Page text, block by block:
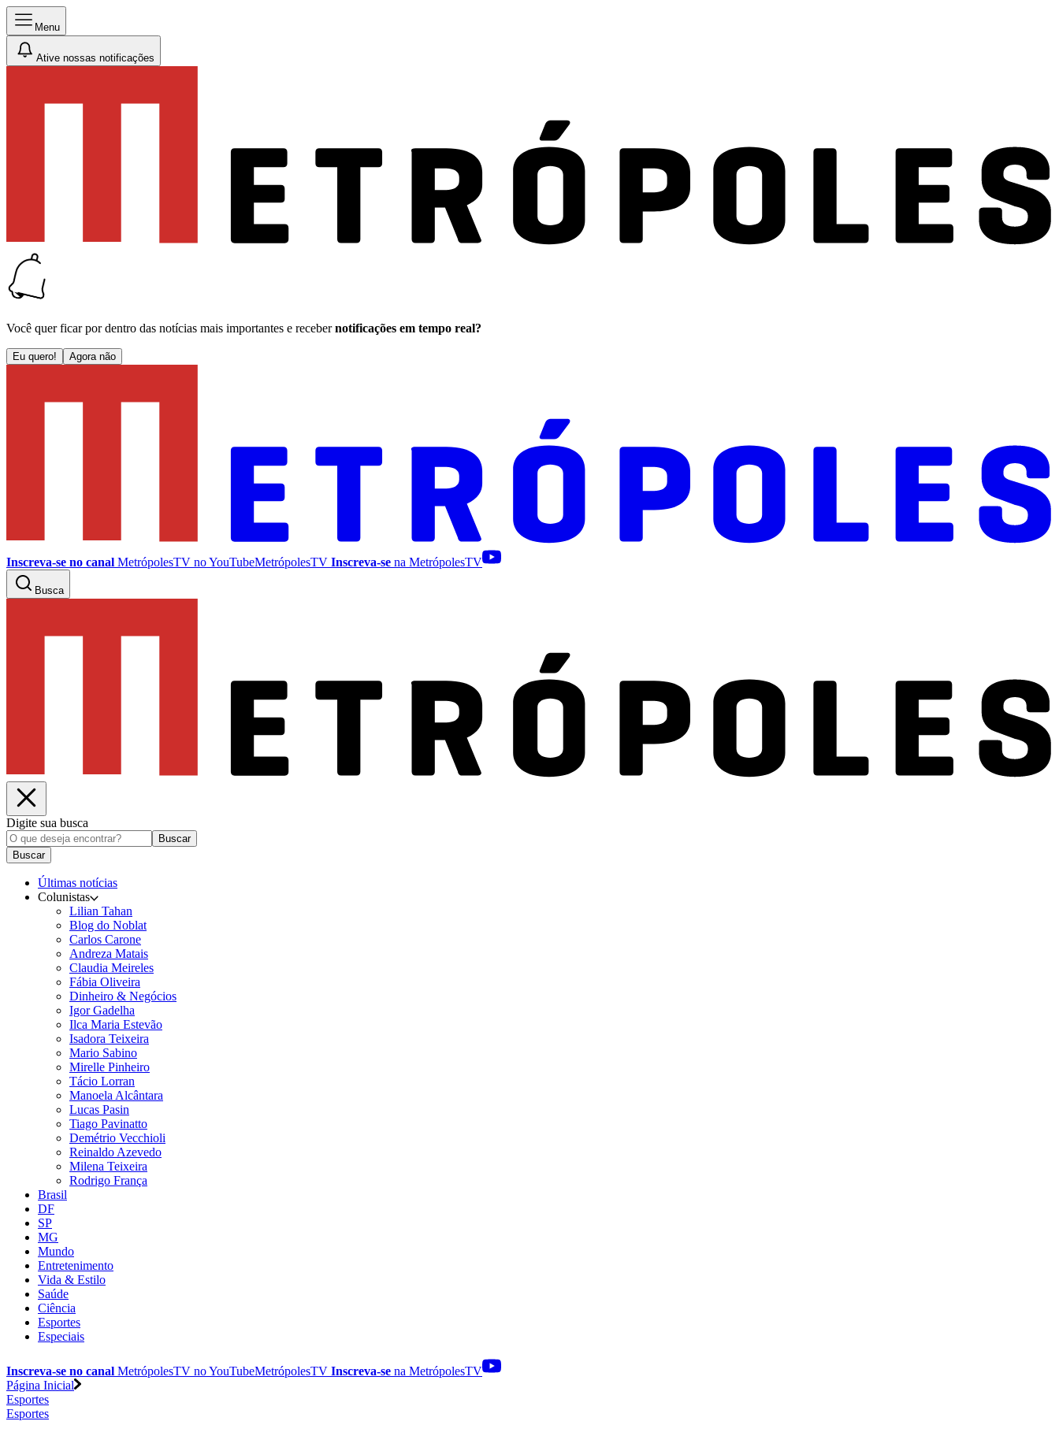
Menu
Ative nossas notificações
Você quer ficar por dentro das notícias mais importantes e receber notificações em tempo real?
Eu quero! Agora não
Inscreva-se no canal MetrópolesTV noYouTubeMetrópolesTV Inscreva-se na MetrópolesTV
Busca
Digite sua busca
Buscar
Buscar
Últimas notícias
Colunistas
Lilian Tahan
Blog do Noblat
Carlos Carone
Andreza Matais
Claudia Meireles
Fábia Oliveira
Dinheiro & Negócios
Igor Gadelha
Ilca Maria Estevão
Isadora Teixeira
Mario Sabino
Mirelle Pinheiro
Tácio Lorran
Manoela Alcântara
Lucas Pasin
Tiago Pavinatto
Demétrio Vecchioli
Reinaldo Azevedo
Milena Teixeira
Rodrigo França
Brasil
DF
SP
MG
Mundo
Entretenimento
Vida & Estilo
Saúde
Ciência
Esportes
Especiais
Inscreva-se no canal MetrópolesTV noYouTubeMetrópolesTV Inscreva-se na MetrópolesTV
Página Inicial
Esportes
Esportes